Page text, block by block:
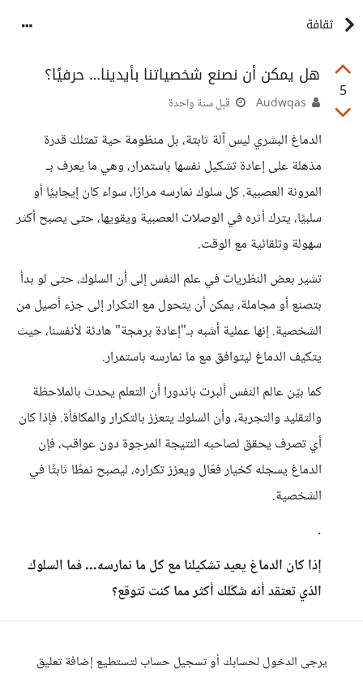
ثقافة
5
هل يمكن أن نصنع شخصياتنا بأيدينا… حرفيًا؟
قبل سنة واحدة
الدماغ البشري ليس آلة ثابتة، بل منظومة حية تمتلك قدرة
مذهلة على إعادة تشكيل نفسها باستمرار، وهي ما يعرف بـ
المرونة العصبية. كل سلوك نمارسه مرارًا، سواء كان إيجابيًا أو
سلبيًا، يترك أثره في الوصلات العصبية ويقويها، حتى يصبح أكثر
سهولة وتلقائية مع الوقت.
تشير بعض النظريات في علم النفس إلى أن السلوك، حتى لو بدأ
بتصنع أو مجاملة، يمكن أن يتحول مع التكرار إلى جزء أصيل من
الشخصية. إنها عملية أشبه بـ"إعادة برمجة" هادئة لأنفسنا، حيث
يتكيف الدماغ ليتوافق مع ما نمارسه باستمرار.
كما بيّن عالم النفس ألبرت باندورا أن التعلم يحدث بالملاحظة
والتقليد والتجربة، وأن السلوك يتعزز بالتكرار والمكافأة. فإذا كان
أي تصرف يحقق لصاحبه النتيجة المرجوة دون عواقب، فإن
الدماغ يسجله كخيار فعّال ويعزز تكراره، ليصبح نمطًا ثابتًا في
الشخصية.
.
إذا كان الدماغ يعيد تشكيلنا مع كل ما نمارسه… فما السلوك
الذي تعتقد أنه شكّلك أكثر مما كنت تتوقع؟
يرجى الدخول لحسابك أو تسجيل حساب لتستطيع إضافة تعليق